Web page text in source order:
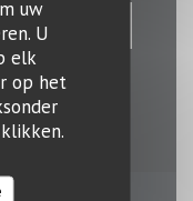
uw
U
elk
op het